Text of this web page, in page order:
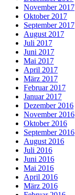
November 2017
Oktober 2017
September 2017
August 2017
Juli 2017
Juni 2017
Mai 2017
April 2017
März 2017
Februar 2017
Januar 2017
Dezember 2016
November 2016
Oktober 2016
September 2016
August 2016
Juli 2016
Juni 2016
Mai 2016
April 2016
März 2016